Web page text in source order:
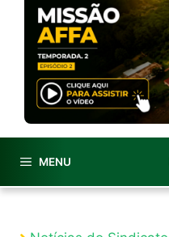
MENU